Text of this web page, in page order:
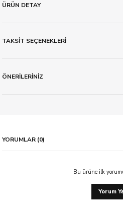
ÜRÜN DETAY
TAKSİT SEÇENEKLERİ
ÖNERİLERİNİZ
YORUMLAR (0)
Bu ürüne ilk
Yorum